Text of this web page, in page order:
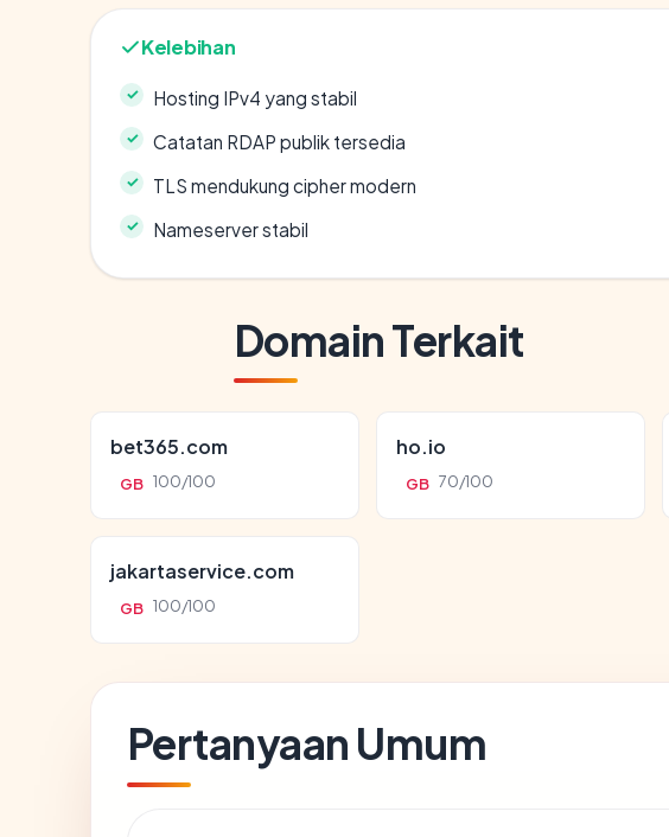
Kelebihan
Hosting IPv4 yang stabil
Catatan RDAP publik tersedia
TLS mendukung cipher modern
Nameserver stabil
Domain Terkait
bet365.com
GB 100/100
ho.io
GB 70/100
jakartaservice.com
GB 100/100
Pertanyaan Umum